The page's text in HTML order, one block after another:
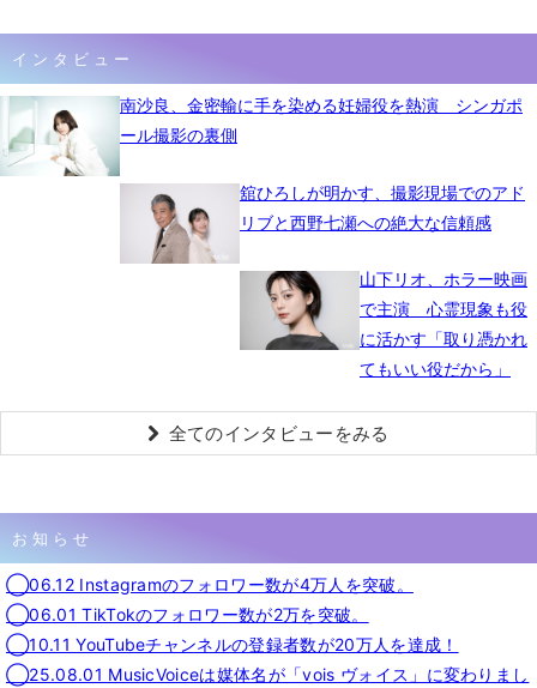
インタビュー
南沙良、金密輸に手を染める妊婦役を熱演 シンガポ
ール撮影の裏側
舘ひろしが明かす、撮影現場でのアド
リブと西野七瀬への絶大な信頼感
山下リオ、ホラー映画
で主演 心霊現象も役
に活かす「取り憑かれ
てもいい役だから」
全てのインタビューをみる
お知らせ
◯06.12 Instagramのフォロワー数が4万人を突破。
◯06.01 TikTokのフォロワー数が2万を突破。
◯10.11 YouTubeチャンネルの登録者数が20万人を達成！
◯25.08.01 MusicVoiceは媒体名が「vois ヴォイス」に変わりまし